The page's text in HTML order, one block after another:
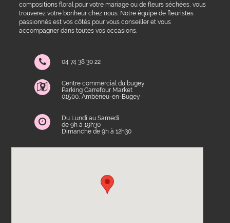
compositions floral pour votre mariage ou de fleurs séchées, vous
trouverez votre bonheur chez nous. Notre équipe de fleuristes
passionnés est vos côtés pour vous conseiller et vous
accompagner dans toutes vos occasions.
04 74 38 30 22
Centre commercial du bugey
Parking Carrefour Market
01500, Ambérieu-en-Bugey
Du Lundi au Samedi
de 9h à 19h30
Dimanche de 9h à 12h30